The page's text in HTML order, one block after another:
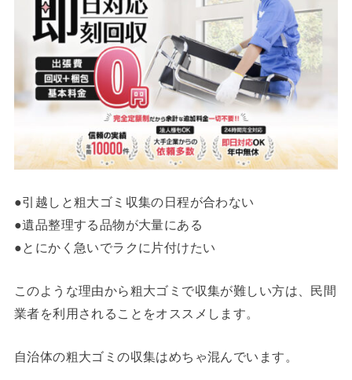
●引越しと粗大ゴミ収集の日程が合わない
●遺品整理する品物が大量にある
●とにかく急いでラクに片付けたい
このような理由から粗大ゴミで収集が難しい方は、民間
業者を利用されることをオススメします。
自治体の粗大ゴミの収集はめちゃ混んでいます。